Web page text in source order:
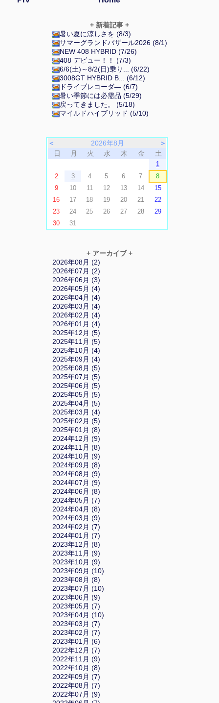
+ 新着記事 +
暑い夏に涼しさを (8/3)
サマーグランドバザール2026 (8/1)
NEW 408 HYBRID (7/26)
408 デビュー！！ (7/3)
6/6(土)～8/2(日)乗り... (6/22)
3008GT HYBRID B... (6/12)
ドライブレコーダ― (6/7)
暑い季節には必需品 (5/29)
戻ってきました。 (5/18)
マイルドハイブリッド (5/10)
＜ 2026年8月
＞
日
月 火 水 木 金 土
1
2
3 4 5 6 7
8
9
10 11 12 13 14
15
16
17 18 19 20 21
22
23
24 25 26 27 28
29
30
31
+ アーカイブ +
2026年08月 (2)
2026年07月 (2)
2026年06月 (3)
2026年05月 (4)
2026年04月 (4)
2026年03月 (4)
2026年02月 (4)
2026年01月 (4)
2025年12月 (5)
2025年11月 (5)
2025年10月 (4)
2025年09月 (4)
2025年08月 (5)
2025年07月 (5)
2025年06月 (5)
2025年05月 (5)
2025年04月 (5)
2025年03月 (4)
2025年02月 (5)
2025年01月 (8)
2024年12月 (9)
2024年11月 (8)
2024年10月 (9)
2024年09月 (8)
2024年08月 (9)
2024年07月 (9)
2024年06月 (8)
2024年05月 (7)
2024年04月 (8)
2024年03月 (9)
2024年02月 (7)
2024年01月 (7)
2023年12月 (8)
2023年11月 (9)
2023年10月 (9)
2023年09月 (10)
2023年08月 (8)
2023年07月 (10)
2023年06月 (9)
2023年05月 (7)
2023年04月 (10)
2023年03月 (7)
2023年02月 (7)
2023年01月 (6)
2022年12月 (7)
2022年11月 (9)
2022年10月 (8)
2022年09月 (7)
2022年08月 (7)
2022年07月 (9)